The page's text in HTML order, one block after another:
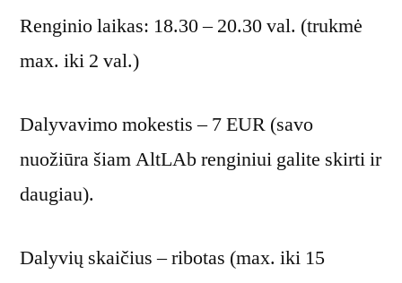
Renginio laikas: 18.30 – 20.30 val. (trukmė
max. iki 2 val.)
Dalyvavimo mokestis – 7 EUR (savo
nuožiūra šiam AltLAb renginiui galite skirti ir
daugiau).
Dalyvių skaičius – ribotas (max. iki 15